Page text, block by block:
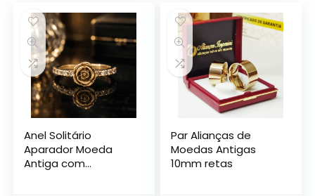
Anel Solitário
Aparador Moeda
Antiga com
Par Alianças de
Moedas Antigas
10mm retas